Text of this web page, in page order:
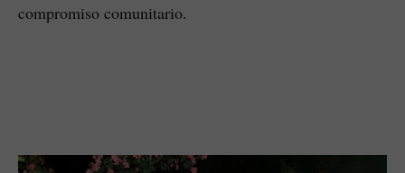
compromiso comunitario.